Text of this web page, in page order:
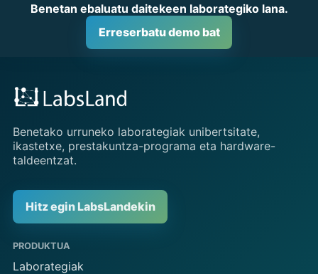
Benetan ebaluatu daitekeen laborategiko lana.
Erreserbatu demo bat
Benetako urruneko laborategiak unibertsitate,
ikastetxe, prestakuntza-programa eta hardware-
taldeentzat.
Hitz egin LabsLandekin
PRODUKTUA
Laborategiak